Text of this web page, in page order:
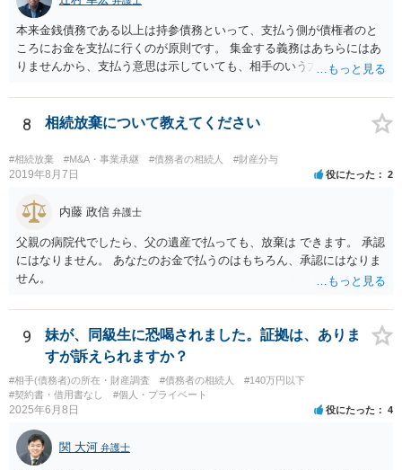
本来金銭債務である以上は持参債務といって、支払う側が債権者のと
ころにお金を支払に行くのが原則です。 集金する義務はあちらにはあ
りませんから、支払う意思は示していても、相手のいう方法で支払わ
るかと思います。
8 相続放棄について教えてください
#相続放棄 #M&A・事業承継 #債務者の相続人 #財産分与
2019年8月7日 役にたった 2
内藤 政信 弁護士
父親の病院代でしたら、父の遺産で払っても、放棄は できます。 承認
にはなりません。 あなたのお金で払うのはもちろん、承認にはなりま
せん。
9
妹が、同級生に恐喝されました。証拠は、ありま
すが訴えられますか？
#相手(債務者)の所在・財産調査 #債務者の相続人
#140万円以下
#契約書・借用書なし
#個人・プライベート
2025年6月8日 役にたった 4
関 大河 弁護士